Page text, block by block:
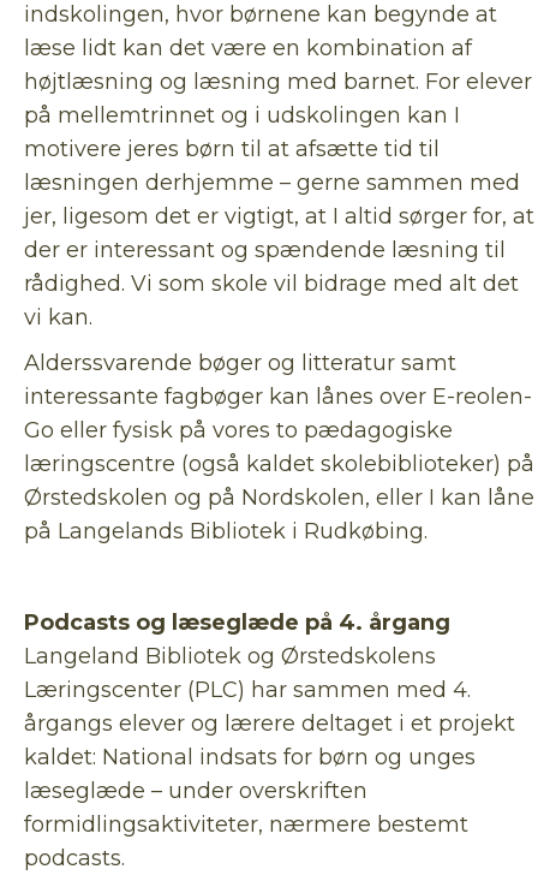
indskolingen, hvor børnene kan begynde at
læse lidt kan det være en kombination af
højtlæsning og læsning med barnet. For elever
på mellemtrinnet og i udskolingen kan I
motivere jeres børn til at afsætte tid til
læsningen derhjemme – gerne sammen med
jer, ligesom det er vigtigt, at I altid sørger for, at
der er interessant og spændende læsning til
rådighed. Vi som skole vil bidrage med alt det
vi kan.
Alderssvarende bøger og litteratur samt
interessante fagbøger kan lånes over E-reolen-
Go eller fysisk på vores to pædagogiske
læringscentre (også kaldet skolebiblioteker) på
Ørstedskolen og på Nordskolen, eller I kan låne
på Langelands Bibliotek i Rudkøbing.
Podcasts og læseglæde på 4. årgang
Langeland Bibliotek og Ørstedskolens
Læringscenter (PLC) har sammen med 4.
årgangs elever og lærere deltaget i et projekt
kaldet: National indsats for børn og unges
læseglæde – under overskriften
formidlingsaktiviteter, nærmere bestemt
podcasts.